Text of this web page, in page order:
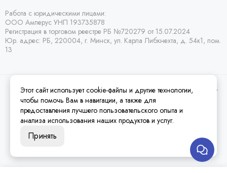
Работа с юридическими лицами:
ООО Амперус УНП 193735878
Регистрация в торговом реестре РБ №720279 от 15.07.2024
Юр. адрес: РБ, 220004, г. Минск, ул. Карла Либкнехта, д. 54к1, пом.
13
2026 © Amperus Радиодетали Минск | купить в розницу, оптом и почтой по
Беларуси.Карта сайта
Этот сайт использует cookie-файлы и другие технологии,
чтобы помочь Вам в навигации, а также для
предоставления лучшего пользовательского опыта и
анализа использования наших продуктов и услуг.
Принять